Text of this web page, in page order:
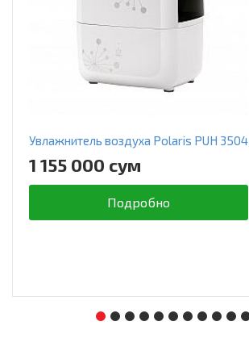
Увлажнитель воздуха Polaris PUH 3504
1 155 000 сум
Подробно